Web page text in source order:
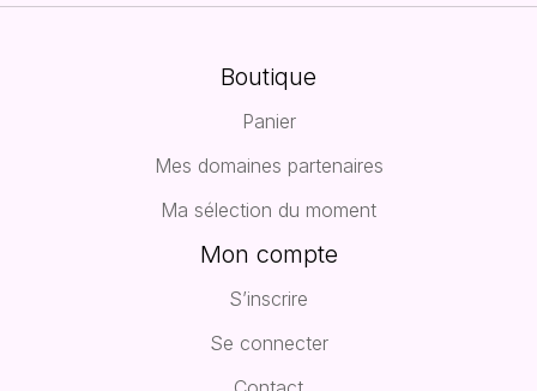
Boutique
Panier
Mes domaines partenaires
Ma sélection du moment
Mon compte
S’inscrire
Se connecter